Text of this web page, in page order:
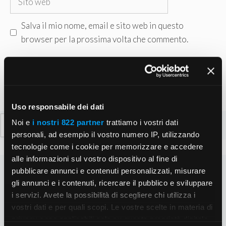
Uso responsabile dei dati
Noi e i nostri 822 partner trattiamo i vostri dati
personali, ad esempio il vostro numero IP, utilizzando
tecnologie come i cookie per memorizzare e accedere
alle informazioni sul vostro dispositivo al fine di
pubblicare annunci e contenuti personalizzati, misurare
gli annunci e i contenuti, ricercare il pubblico e sviluppare
i servizi. Avete la possibilità di scegliere chi utilizza i
vostri dati e per quali scopi. Le vostre scelte in materia di
Salva il mio nome, email e sito web in questo
browser per la prossima volta che commento.
Ricerca
per: